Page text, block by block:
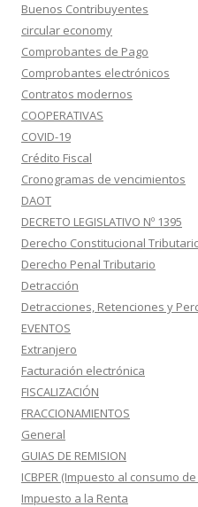
Buenos Contribuyentes
circular economy
Comprobantes de Pago
Comprobantes electrónicos
Contratos modernos
COOPERATIVAS
COVID-19
Crédito Fiscal
Cronogramas de vencimientos
DAOT
DECRETO LEGISLATIVO Nº 1395
Derecho Constitucional
Derecho Penal Tributario
Detracción
Detracciones, Retenciones y
EVENTOS
Extranjero
Facturación electrónica
FISCALIZACIÓN
FRACCIONAMIENTOS
General
GUIAS DE REMISION
ICBPER (Impuesto al consumo
Impuesto a la Renta